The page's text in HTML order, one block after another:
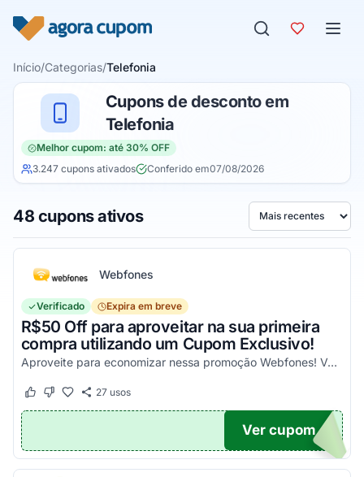
Início/Categorias/Telefonia
Cupons de desconto em
Telefonia
Melhor cupom: até 30% OFF
3.247 cupons ativados
Conferido em07/08/2026
48 cupons ativos Ordenar por
Webfones
Verificado Expira em breve
R$50 Off para aproveitar na sua primeira
compra utilizando um Cupom Exclusivo!
Aproveite para economizar nessa promoção Webfones! Válido em compras de valor acima de R$750!
Este cupom funcionou
Este cupom não funcionou
27usos
UPOM
Ver cupom